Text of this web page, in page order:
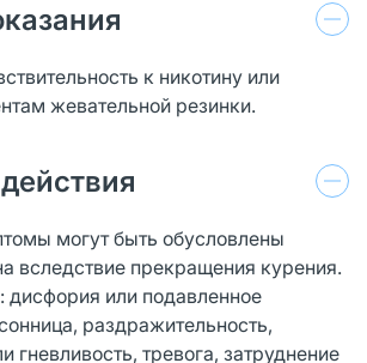
к никотину или
жевательной резинки.
могут быть обусловлены
вследствие прекращения курения.
дисфория или подавленное
раздражительность,
гневливость, тревога, затруднение